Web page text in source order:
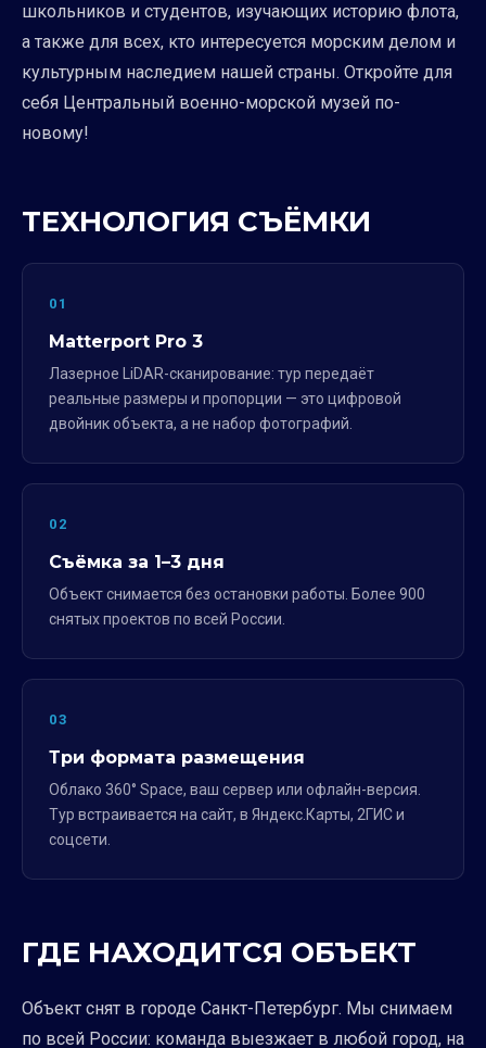
школьников и студентов, изучающих историю флота,
а также для всех, кто интересуется морским делом и
культурным наследием нашей страны. Откройте для
себя Центральный военно-морской музей по-
новому!
ТЕХНОЛОГИЯ СЪЁМКИ
01
Matterport Pro 3
Лазерное LiDAR-сканирование: тур передаёт
реальные размеры и пропорции — это цифровой
двойник объекта, а не набор фотографий.
02
Съёмка за 1–3 дня
Объект снимается без остановки работы. Более 900
снятых проектов по всей России.
03
Три формата размещения
Облако 360° Space, ваш сервер или офлайн-версия.
Тур встраивается на сайт, в Яндекс.Карты, 2ГИС и
соцсети.
ГДЕ НАХОДИТСЯ ОБЪЕКТ
Объект снят в городе Санкт-Петербург. Мы снимаем
по всей России: команда выезжает в любой город, на